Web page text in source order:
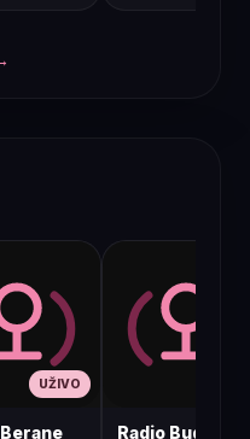
UŽIVO
Radio Budva